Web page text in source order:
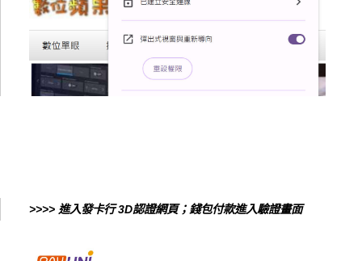
>>>> 進入發卡行 3D認證網頁；錢包付款進入驗證畫面